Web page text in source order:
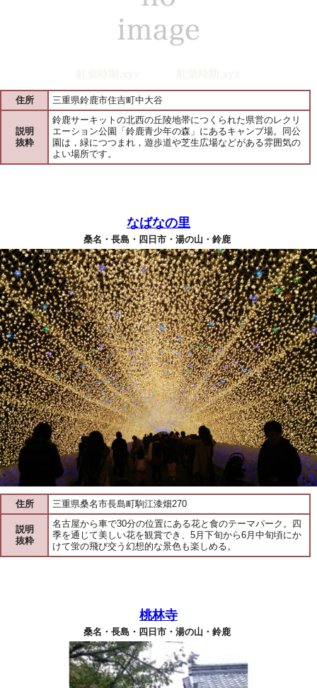
住所 三重県鈴鹿市住吉町中大谷
説明
抜粋
鈴鹿サーキットの北西の丘陵地帯につくられた県営のレクリ
エーション公園「鈴鹿青少年の森」にあるキャンプ場。同公
園は，緑につつまれ，遊歩道や芝生広場などがある雰囲気の
よい場所です。
なばなの里
桑名・長島・四日市・湯の山・鈴鹿
住所 三重県桑名市長島町駒江漆畑270
説明
抜粋
名古屋から車で30分の位置にある花と食のテーマパーク。四
季を通じて美しい花を観賞でき、5月下旬から6月中旬頃にか
けて蛍の飛び交う幻想的な景色も楽しめる。
桃林寺
桑名・長島・四日市・湯の山・鈴鹿